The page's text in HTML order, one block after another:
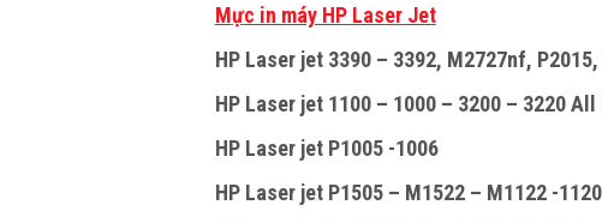
Mực in máy HP Laser Jet
HP Laser jet 3390 – 3392, M2727nf,
HP Laser jet 1100 – 1000 – 3200 – 3220
HP Laser jet P1005 -1006
HP Laser jet P1505 – M1522 – M1122 -1120